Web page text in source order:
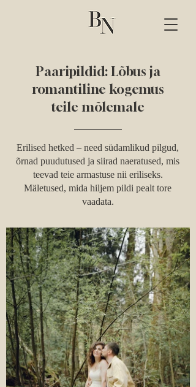
Paaripildid: Lõbus ja
romantiline kogemus
teile mõlemale
Erilised hetked – need südamlikud pilgud,
õrnad puudutused ja siirad naeratused, mis
teevad teie armastuse nii eriliseks.
Mäletused, mida hiljem pildi pealt tore
vaadata.